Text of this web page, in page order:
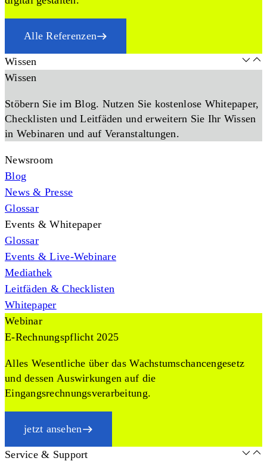
Alle Referenzen
Wissen
Wissen
Stöbern Sie im Blog. Nutzen Sie kostenlose Whitepaper,
Checklisten und Leitfäden und erweitern Sie Ihr Wissen
in Webinaren und auf Veranstaltungen.
Newsroom
Blog
News & Presse
Glossar
Events & Whitepaper
Glossar
Events & Live-Webinare
Mediathek
Leitfäden & Checklisten
Whitepaper
Webinar
E-Rechnungspflicht 2025
Alles Wesentliche über das Wachstumschancengesetz
und dessen Auswirkungen auf die
Eingangsrechnungsverarbeitung.
jetzt ansehen
Service & Support